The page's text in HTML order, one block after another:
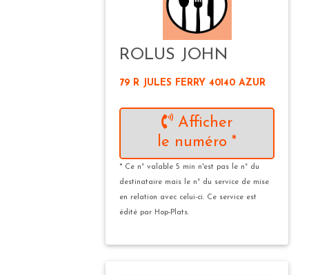
ROLUS JOHN
79 R JULES FERRY 40140 AZUR
Afficher
le numéro *
* Ce n° valable 5 min n'est pas le n° du
destinataire mais le n° du service de mise
en relation avec celui-ci. Ce service est
édité par Hop-Plats.